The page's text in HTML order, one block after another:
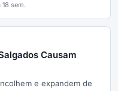
18 sem.
Causam
e expandem de